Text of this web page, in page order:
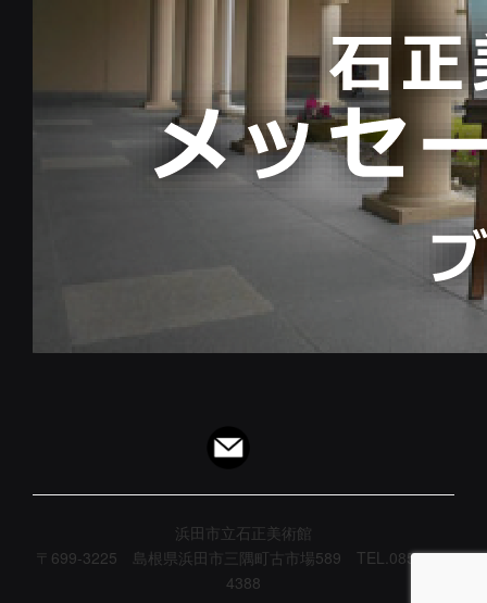
浜田市立石正美術館
〒699-3225 島根県浜田市三隅町古市場589 TEL.0855-32-
4388